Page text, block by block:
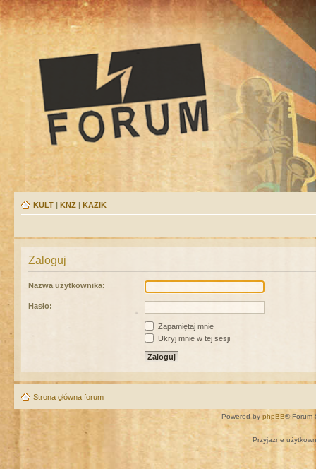
KULT | KNŻ | KAZIK
Zaloguj
Nazwa użytkownika:
Hasło:
Zapamiętaj mnie
Ukryj mnie w tej sesji
Strona główna forum
Powered by phpBB® Forum
Przyjazne